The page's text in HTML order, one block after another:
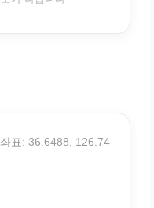
좌표: 36.6488, 126.74